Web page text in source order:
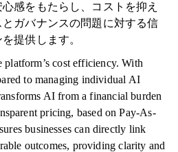
感をもたらし、コストを抑え
ガバナンスの問題に対する信
提供します。
platform’s cost efficiency. With
to managing individual AI
AI from a financial burden
pricing, based on Pay-As-
businesses can directly link
outcomes, providing clarity and